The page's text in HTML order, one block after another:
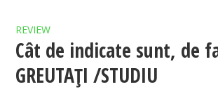
REVIEW
Cât de indicate sunt, de
GREUTAȚI /STUDIU